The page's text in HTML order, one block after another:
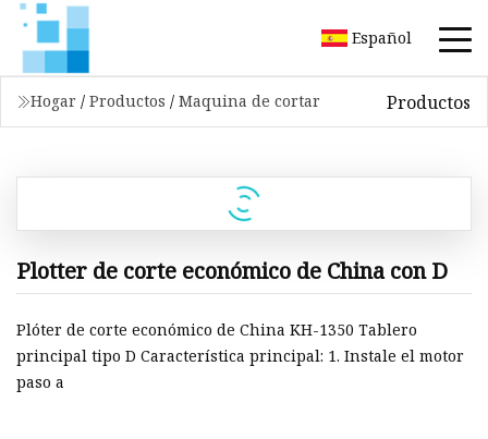
Español
Hogar / Productos / Maquina de cortar Productos
Plotter de corte económico de China con D
Plóter de corte económico de China KH-1350 Tablero
principal tipo D Característica principal: 1. Instale el motor
paso a